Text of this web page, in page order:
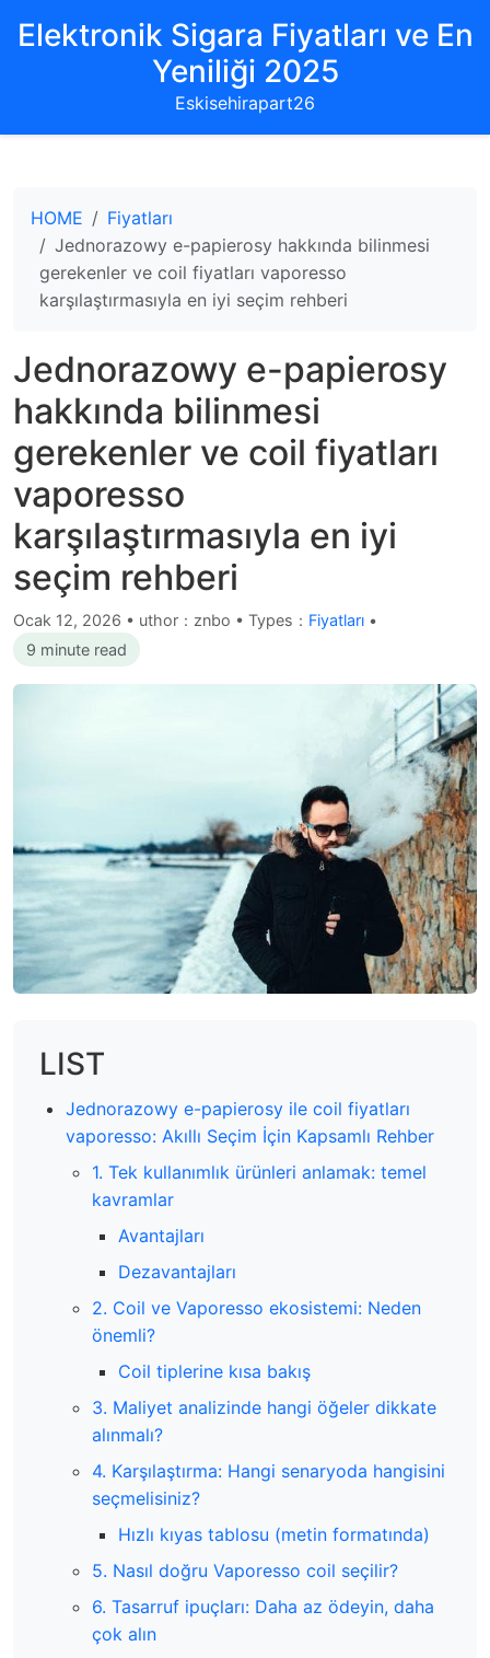
Elektronik Sigara Fiyatları ve En
Yeniliği 2025
Eskisehirapart26
HOME
Fiyatları
Jednorazowy e-papierosy hakkında bilinmesi
gerekenler ve coil fiyatları vaporesso
karşılaştırmasıyla en iyi seçim rehberi
Jednorazowy e-papierosy
hakkında bilinmesi
gerekenler ve coil fiyatları
vaporesso
karşılaştırmasıyla en iyi
seçim rehberi
Ocak 12, 2026 • uthor：znbo • Types： Fiyatları •
9 minute read
LIST
Jednorazowy e-papierosy ile coil fiyatları
vaporesso: Akıllı Seçim İçin Kapsamlı Rehber
1. Tek kullanımlık ürünleri anlamak: temel
kavramlar
Avantajları
Dezavantajları
2. Coil ve Vaporesso ekosistemi: Neden
önemli?
Coil tiplerine kısa bakış
3. Maliyet analizinde hangi öğeler dikkate
alınmalı?
4. Karşılaştırma: Hangi senaryoda hangisini
seçmelisiniz?
Hızlı kıyas tablosu (metin formatında)
5. Nasıl doğru Vaporesso coil seçilir?
6. Tasarruf ipuçları: Daha az ödeyin, daha
çok alın